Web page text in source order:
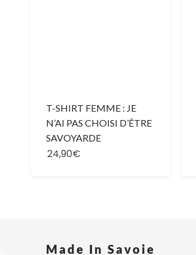
T-SHIRT FEMME : JE
N’AI PAS CHOISI D’ÊTRE
SAVOYARDE
24,90€
Made In Savoie​